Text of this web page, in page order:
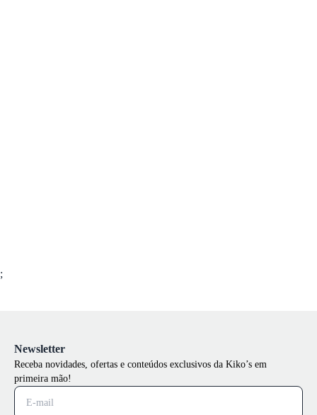
;
Newsletter
Receba novidades, ofertas e conteúdos exclusivos da Kiko’s em
primeira mão!